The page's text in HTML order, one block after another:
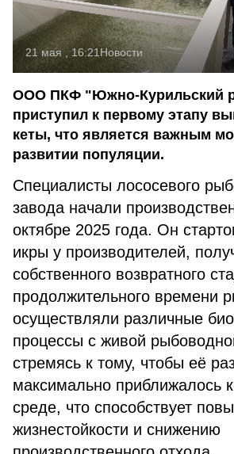
21 мая , 16:21Новости
ООО ПКФ "Южно-Курильский
приступил к первому этапу
кеты, что является важным
развитии популяции.
Специалисты лососевого
завода начали
октябре 2025 года. Он
икры у производителей,
собственного возвратного
продолжительного времени
осуществляли различные
процессы с живой
стремясь к тому, чтобы её
максимально приближалось
среде, что способствует
жизнестойкости и снижению